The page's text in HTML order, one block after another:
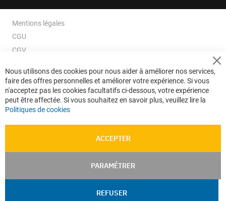
Mentions légales
CGU
CGV
Données personnelles
Confidentialité
Plan du site
Nous utilisons des cookies pour nous aider à améliorer nos services,
faire des offres personnelles et améliorer votre expérience. Si vous
n'acceptez pas les cookies facultatifs ci-dessous, votre expérience
peut être affectée. Si vous souhaitez en savoir plus, veuillez lire la
Politiques de cookies
ACCEPTER
PARAMÉTRER
REFUSER